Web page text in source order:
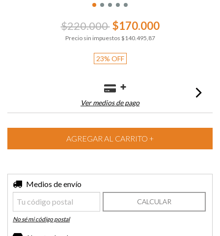
$220.000 $170.000
Precio sin impuestos $140.495,87
23% OFF
Ver medios de pago
Entregas para el CP:
Medios de envío
CALCULAR
No sé mi código postal